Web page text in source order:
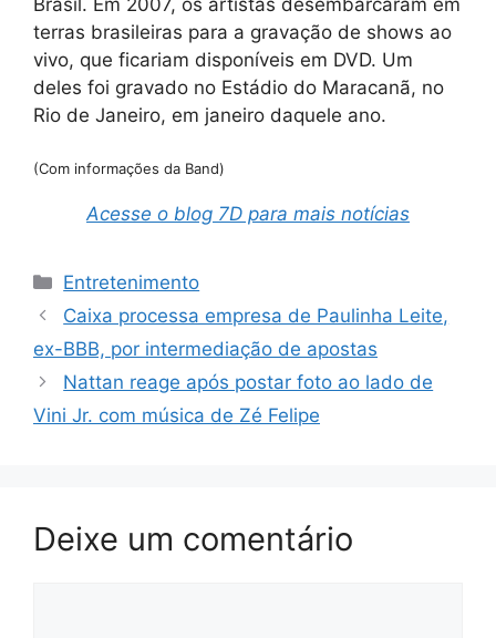
Brasil. Em 2007, os artistas desembarcaram em
terras brasileiras para a gravação de shows ao
vivo, que ficariam disponíveis em DVD. Um
deles foi gravado no Estádio do Maracanã, no
Rio de Janeiro, em janeiro daquele ano.
(Com informações da Band)
Acesse o blog 7D para mais notícias
Categorias
Entretenimento
Caixa processa empresa de Paulinha Leite,
ex-BBB, por intermediação de apostas
Nattan reage após postar foto ao lado de
Vini Jr. com música de Zé Felipe
Deixe um comentário